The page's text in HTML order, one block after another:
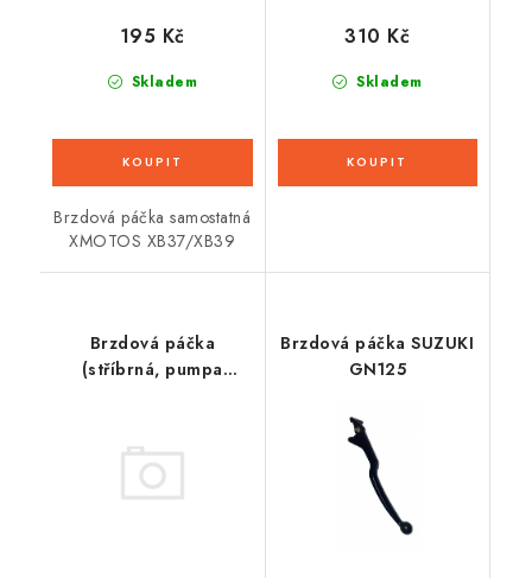
Skladem
195 Kč
Brzdová páčka samostatná
XMOTOS XB37/XB39
Skladem
310 Kč
Brzdová páčka
(stříbrná, pumpa
Brzdová páčka SUZUKI
GN125